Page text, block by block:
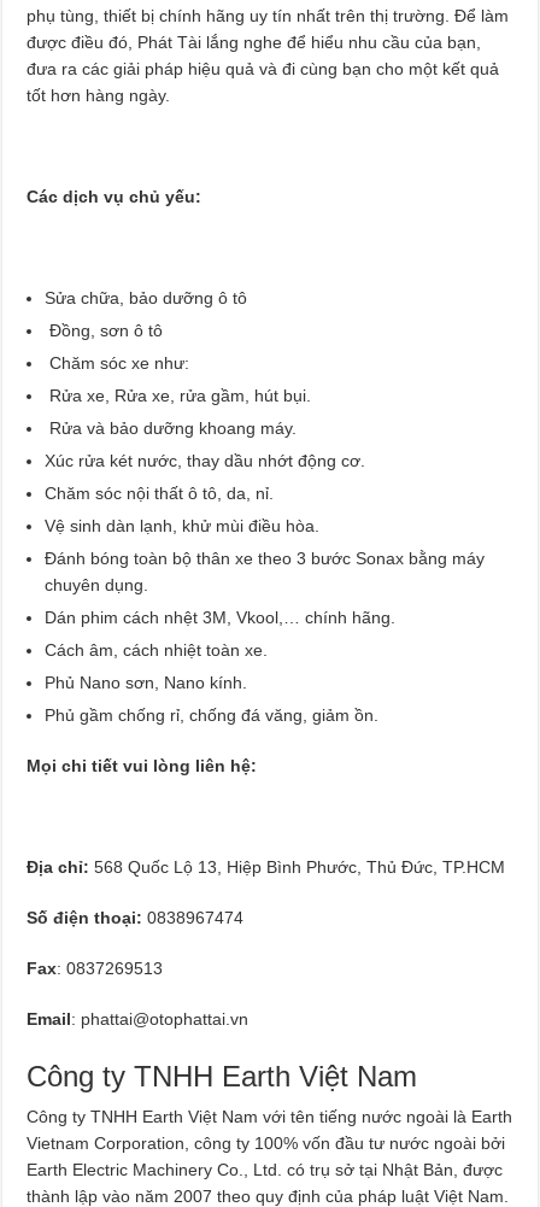
phụ tùng, thiết bị chính hãng uy tín nhất trên thị trường. Để làm
được điều đó, Phát Tài lắng nghe để hiểu nhu cầu của bạn,
đưa ra các giải pháp hiệu quả và đi cùng bạn cho một kết quả
tốt hơn hàng ngày.
Các dịch vụ chủ yếu:
Sửa chữa, bảo dưỡng ô tô
Đồng, sơn ô tô
Chăm sóc xe như:
Rửa xe, Rửa xe, rửa gầm, hút bụi.
Rửa và bảo dưỡng khoang máy.
Xúc rửa két nước, thay dầu nhớt động cơ.
Chăm sóc nội thất ô tô, da, nỉ.
Vệ sinh dàn lạnh, khử mùi điều hòa.
Đánh bóng toàn bộ thân xe theo 3 bước Sonax bằng máy
chuyên dụng.
Dán phim cách nhệt 3M, Vkool,… chính hãng.
Cách âm, cách nhiệt toàn xe.
Phủ Nano sơn, Nano kính.
Phủ gầm chống rỉ, chống đá văng, giảm ồn.
Mọi chi tiết vui lòng liên hệ:
Địa chỉ: 568 Quốc Lộ 13, Hiệp Bình Phước, Thủ Đức, TP.HCM
Số điện thoại: 0838967474
Fax: 0837269513
Email: phattai@otophattai.vn
Công ty TNHH Earth Việt Nam
Công ty TNHH Earth Việt Nam với tên tiếng nước ngoài là Earth
Vietnam Corporation, công ty 100% vốn đầu tư nước ngoài bởi
Earth Electric Machinery Co., Ltd. có trụ sở tại Nhật Bản, được
thành lập vào năm 2007 theo quy định của pháp luật Việt Nam.